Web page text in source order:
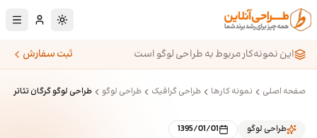
پرش به محتوای اصلی
تغییر به حالت
این نمونه‌کار مربوط به طراحی لوگو است
ثبت سفارش
صفحه اصلی نمونه کارها طراحی گرافیک طراحی لوگو طراحی لوگو گرگان تئاتر
طراحی لوگو 1395/01/01